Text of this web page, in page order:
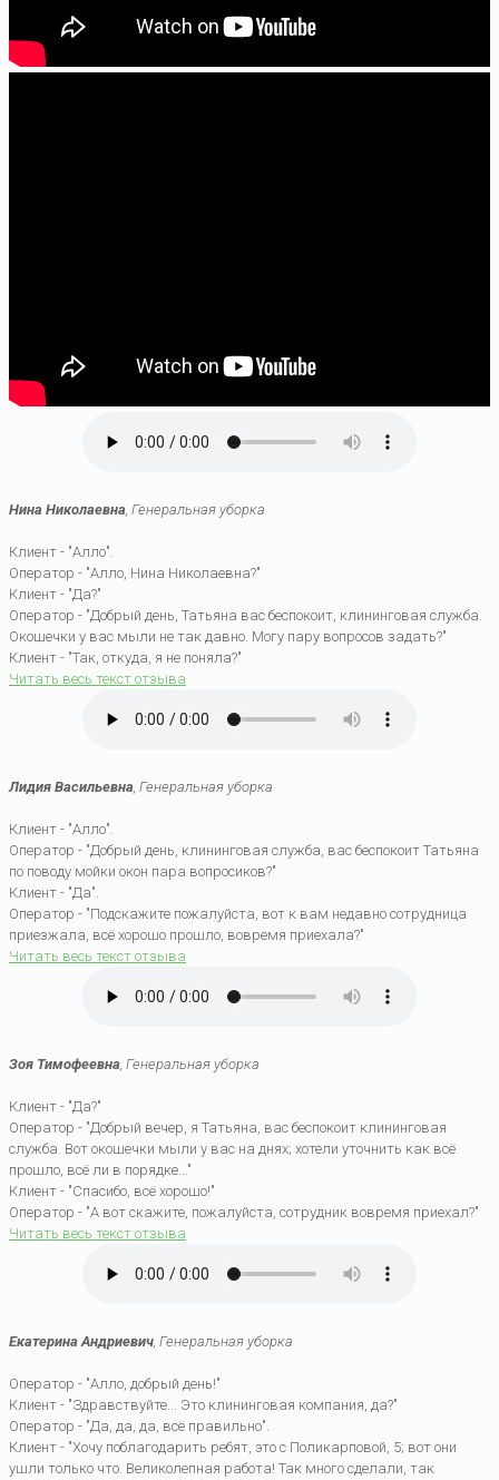
Нина Николаевна, Генеральная уборка
Клиент - "Алло".
Оператор - "Алло, Нина Николаевна?"
Клиент - "Да?"
Оператор - "Добрый день, Татьяна вас беспокоит, клининговая служба.
Окошечки у вас мыли не так давно. Могу пару вопросов задать?"
Клиент - "Так, откуда, я не поняла?"
Читать весь текст отзыва
Лидия Васильевна, Генеральная уборка
Клиент - "Алло".
Оператор - "Добрый день, клининговая служба, вас беспокоит Татьяна
по поводу мойки окон пара вопросиков?"
Клиент - "Да".
Оператор - "Подскажите пожалуйста, вот к вам недавно сотрудница
приезжала, всё хорошо прошло, вовремя приехала?"
Читать весь текст отзыва
Зоя Тимофеевна, Генеральная уборка
Клиент - "Да?"
Оператор - "Добрый вечер, я Татьяна, вас беспокоит клининговая
служба. Вот окошечки мыли у вас на днях; хотели уточнить как всё
прошло, всё ли в порядке..."
Клиент - "Спасибо, всё хорошо!"
Оператор - "А вот скажите, пожалуйста, сотрудник вовремя приехал?"
Читать весь текст отзыва
Екатерина Андриевич, Генеральная уборка
Оператор - "Алло, добрый день!"
Клиент - "Здравствуйте... Это клининговая компания, да?"
Оператор - "Да, да, да, всё правильно".
Клиент - "Хочу поблагодарить ребят, это с Поликарповой, 5; вот они
ушли только что. Великолепная работа! Так много сделали, так